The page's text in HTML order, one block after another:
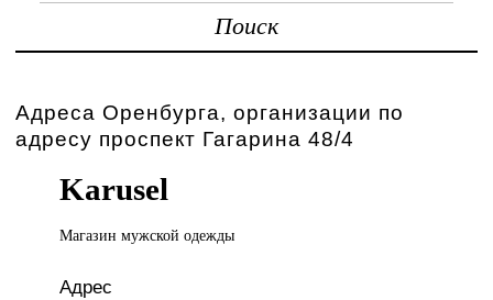
Поиск
Адреса Оренбурга, организации по
адресу проспект Гагарина 48/4
Karusel
Магазин мужскойодежды
Адрес